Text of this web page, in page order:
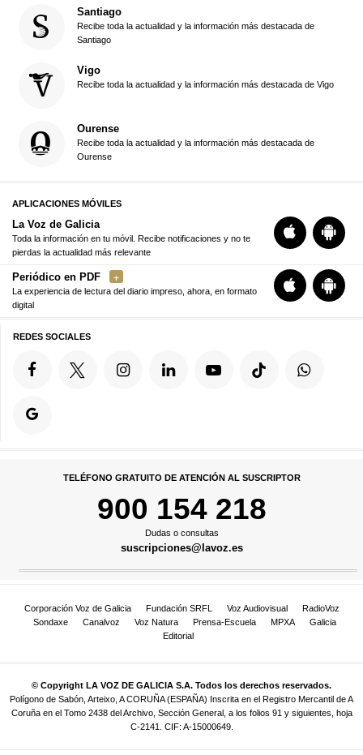
Santiago
Recibe toda la actualidad y la información más destacada de
Santiago
Vigo
Recibe toda la actualidad y la información más destacada de Vigo
Ourense
Recibe toda la actualidad y la información más destacada de
Ourense
APLICACIONES MÓVILES
La Voz de Galicia
Toda la información en tu móvil. Recibe notificaciones y no te
pierdas la actualidad más relevante
Periódico en PDF
La experiencia de lectura del diario impreso, ahora, en formato
digital
REDES SOCIALES
TELÉFONO GRATUITO DE ATENCIÓN AL SUSCRIPTOR
900 154 218
Dudas o consultas
suscripciones@lavoz.es
Corporación Voz de Galicia Fundación SRFL Voz Audiovisual
RadioVoz
Sondaxe
Canalvoz Voz Natura Prensa-Escuela MPXA
Galicia
Editorial
© Copyright LA VOZ DE GALICIA S.A. Todos los derechos reservados.
Polígono de Sabón, Arteixo, A CORUÑA (ESPAÑA) Inscrita en el Registro Mercantil de A
Coruña en el Tomo 2438 del Archivo, Sección General, a los folios 91 y siguientes, hoja
C-2141. CIF: A-15000649.